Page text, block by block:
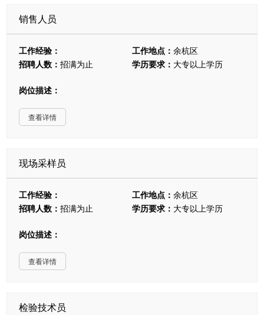
销售人员
工作经验：
招聘人数：招满为止
工作地点： 余杭区
学历要求： 大专以上学历
岗位描述：
查看详情
现场采样员
工作经验：
招聘人数：招满为止
工作地点： 余杭区
学历要求： 大专以上学历
岗位描述：
查看详情
检验技术员